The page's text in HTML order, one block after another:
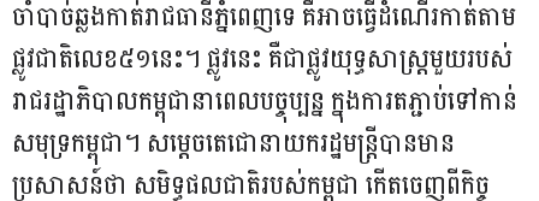
ចាំបាច់ឆ្លងកាត់រាជធានីភ្នំពេញទេ គឺអាចធ្វើដំណើរកាត់តាម
ផ្លូវជាតិលេខ៥១នេះ។ ផ្លូវនេះ គឺជាផ្លូវយុទ្ធសាស្ត្រមួយរបស់
រាជរដ្ឋាភិបាលកម្ពុជានាពេលបច្ចុប្បន្ន ក្នុងការតភ្ជាប់ទៅកាន់
សមុទ្រកម្ពុជា។ សម្តេចតេជោនាយករដ្ឋមន្ត្រីបានមាន
ប្រសាសន៍ថា សមិទ្ធផលជាតិរបស់កម្ពុជា កើតចេញពីកិច្ច